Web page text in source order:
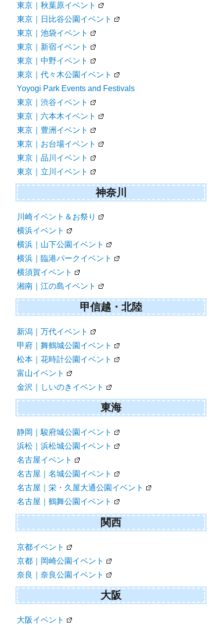
東京｜秋葉原イベント
東京｜日比谷公園イベント
東京｜池袋イベント
東京｜新宿イベント
東京｜中野イベント
東京｜代々木公園イベント
Yoyogi Park Events and Festivals
東京｜渋谷イベント
東京｜六本木イベント
東京｜豊洲イベント
東京｜お台場イベント
東京｜品川イベント
東京｜立川イベント
神奈川
川崎イベント＆お祭り
横浜イベント
横浜｜山下公園イベント
横浜｜臨港パークイベント
横須賀イベント
湘南｜江の島イベント
甲信越・北陸
新潟｜万代イベント
甲府｜舞鶴城公園イベント
松本｜花時計公園イベント
富山イベント
金沢｜しいのきイベント
東海
静岡｜駿府城公園イベント
浜松｜浜松城公園イベント
名古屋イベント
名古屋｜名城公園イベント
名古屋｜栄・久屋大通公園イベント
名古屋｜鶴舞公園イベント
関西
京都イベント
京都｜岡崎公園イベント
奈良｜奈良公園イベント
大阪
大阪イベント